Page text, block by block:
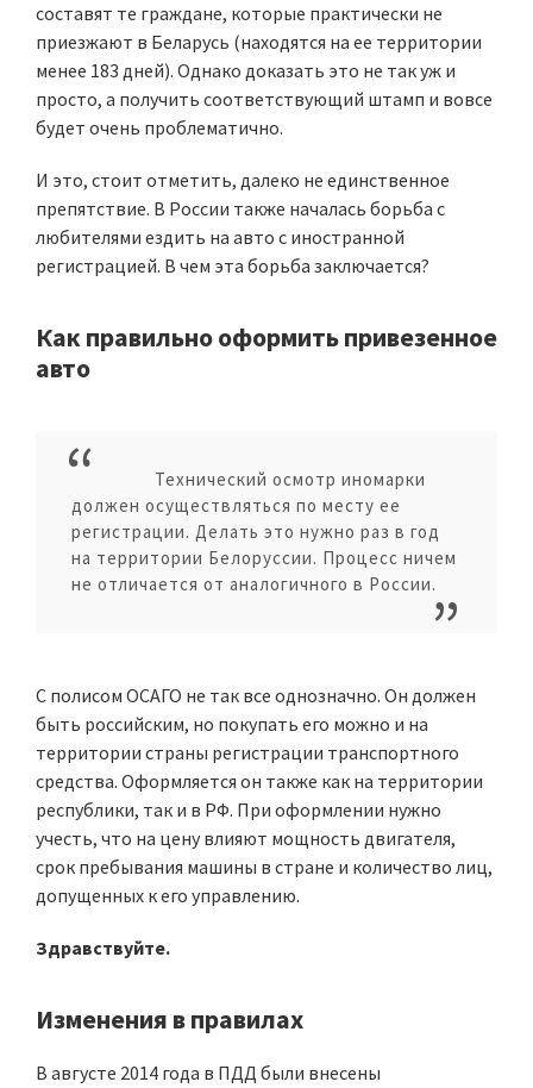
составят те граждане, которые практически не
приезжают в Беларусь (находятся на ее территории
менее 183 дней). Однако доказать это не так уж и
просто, а получить соответствующий штамп и вовсе
будет очень проблематично.
И это, стоит отметить, далеко не единственное
препятствие. В России также началась борьба с
любителями ездить на авто с иностранной
регистрацией. В чем эта борьба заключается?
Как правильно оформить привезенное
авто
Технический осмотр иномарки
должен осуществляться по месту ее
регистрации. Делать это нужно раз в год
на территории Белоруссии. Процесс ничем
не отличается от аналогичного в России.
С полисом ОСАГО не так все однозначно. Он должен
быть российским, но покупать его можно и на
территории страны регистрации транспортного
средства. Оформляется он также как на территории
республики, так и в РФ. При оформлении нужно
учесть, что на цену влияют мощность двигателя,
срок пребывания машины в стране и количество лиц,
допущенных к его управлению.
Здравствуйте.
Изменения в правилах
В августе 2014 года в ПДД были внесены